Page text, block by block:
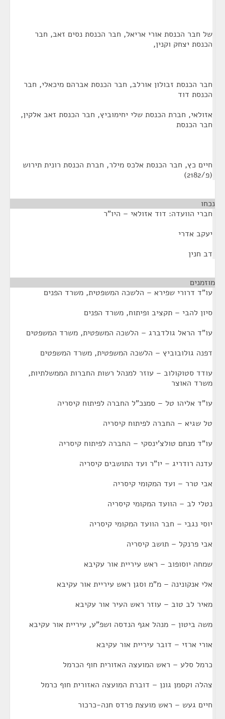
של חבר הכנסת אורי אריאל, חבר הכנסת נסים זאב, חבר
הכנסת יצחק וקנין,
חבר הכנסת זבולון אורלב, חבר הכנסת אברהם מיכאלי, חבר
הכנסת דוד
אזולאי, חברת הכנסת שלי יחימוביץ, חבר הכנסת זאב אלקין,
חבר הכנסת
חיים כץ, חבר הכנסת אלכס מילר, חברת הכנסת רונית תירוש
(פ/2182)
נכחו
חברי הוועדה: דוד אזולאי – היו"ר
יעקב אדרי
דב חנין
מוזמנים
עו"ד דרורי שפירא – הלשכה המשפטית, משרד הפנים
סיון להבי – תקציב ופיתוח, משרד הפנים
עו"ד הראל גולדברג – הלשכה המשפטית, משרד המשפטים
דפנה גולובוביץ – הלשכה המשפטית, משרד המשפטים
עודד סטוקולוב – עוזר למנהל רשות החברות הממשלתיות,
משרד האוצר
עו"ד אליהו טל – סמנכ"ל החברה לפיתוח קיסריה
טל שגיא – החברה לפיתוח קיסריה
עו"ד מנחם טולצ'ינסקי – החברה לפיתוח קיסריה
עדנה רודריג – יו"ר ועד התושבים קיסריה
אבי טרר – ועד המקומי קיסריה
נטלי לב – הוועד המקומי קיסריה
יוסי נגבי – חבר הוועד המקומי קיסריה
אבי פרנקל – תושב קיסריה
שמחה יוסופוב – ראש עיריית אור עקיבא
אלי אנקונינה – מ"מ וסגן ראש עיריית אור עקיבא
מאיר לב טוב – עוזר ראש העיר אור עקיבא
משה ביטון – מנהל אגף הנדסה ושפ"ע, עיריית אור עקיבא
אורי ארזי – דובר עיריית אור עקיבא
כרמל סלע – ראש המועצה האזורית חוף הכרמל
צהלה וקסמן גונן – דוברת המועצה האזורית חוף כרמל
חיים געש – ראש מועצת פרדס חנה-כרכור